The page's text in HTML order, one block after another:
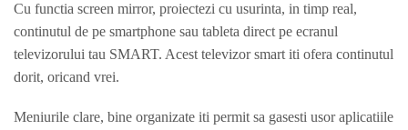
Cu functia screen mirror, proiectezi cu usurinta, in timp real,
continutul de pe smartphone sau tableta direct pe ecranul
televizorului tau SMART. Acest televizor smart iti ofera continutul
dorit, oricand vrei.
Meniurile clare, bine organizate iti permit sa gasesti usor aplicatiile